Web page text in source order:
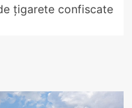
țigarete confiscate